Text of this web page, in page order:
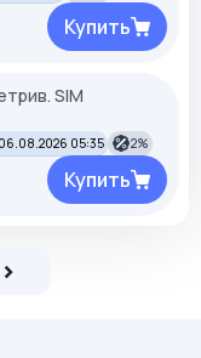
Купить
SIM
06.08.2026 05:35 2%
Купить